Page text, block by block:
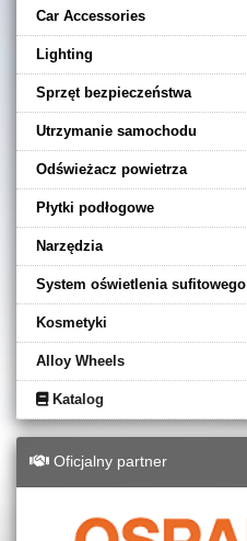
Car Accessories
Lighting
Sprzęt bezpieczeństwa
Utrzymanie samochodu
Odświeżacz powietrza
Płytki podłogowe
Narzędzia
System oświetlenia sufitowego
Kosmetyki
Alloy Wheels
Katalog
Oficjalny partner